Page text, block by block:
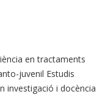
en tractaments
juvenil Estudis
investigació i docència